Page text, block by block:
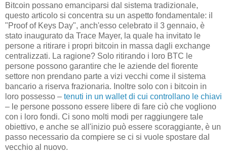
Bitcoin possano emanciparsi dal sistema tradizionale,
questo articolo si concentra su un aspetto fondamentale: il
"Proof of Keys Day", anch'esso celebrato il 3 gennaio, è
stato inaugurato da Trace Mayer, la quale ha invitato le
persone a ritirare i propri bitcoin in massa dagli exchange
centralizzati. La ragione? Solo ritirando i loro BTC le
persone possono garantire che le aziende del fiorente
settore non prendano parte a vizi vecchi come il sistema
bancario a riserva frazionaria. Inoltre solo con i bitcoin in
loro possesso – tenuti in un wallet di cui controllano le chiavi
– le persone possono essere libere di fare ciò che vogliono
con i loro fondi. Ci sono molti modi per raggiungere tale
obiettivo, e anche se all'inizio può essere scoraggiante, è un
passo necessario da compiere se ci si vuole spostare dal
vecchio al nuovo.